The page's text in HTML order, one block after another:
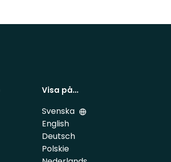
Visa på…
Svenska
English
Deutsch
Polskie